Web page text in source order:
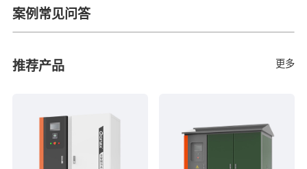
案例常见问答
推荐产品 更多